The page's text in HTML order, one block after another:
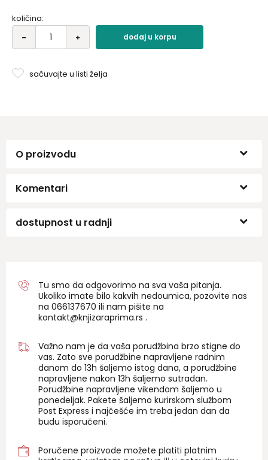
količina:
dodaj u korpu
sačuvajte u listi želja
O proizvodu
Komentari
dostupnost u radnji
Tu smo da odgovorimo na sva vaša pitanja.
Ukoliko imate bilo kakvih nedoumica, pozovite nas
na 066137670 ili nam pišite na
kontakt@knjizaraprima.rs .
Važno nam je da vaša porudžbina brzo stigne do
vas. Zato sve porudžbine napravljene radnim
danom do 13h šaljemo istog dana, a porudžbine
napravljene nakon 13h šaljemo sutradan.
Porudžbine napravljene vikendom šaljemo u
ponedeljak. Pakete šaljemo kurirskom službom
Post Express i najčešće im treba jedan dan da
budu isporučeni.
Poručene proizvode možete platiti platnim